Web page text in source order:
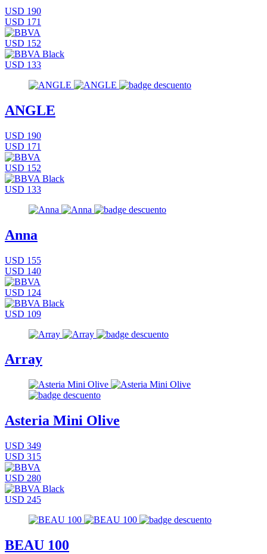
USD 190
USD 171
USD 152
USD 133
ANGLE
USD 190
USD 171
USD 152
USD 133
Anna
USD 155
USD 140
USD 124
USD 109
Array
Asteria Mini Olive
USD 349
USD 315
USD 280
USD 245
BEAU 100